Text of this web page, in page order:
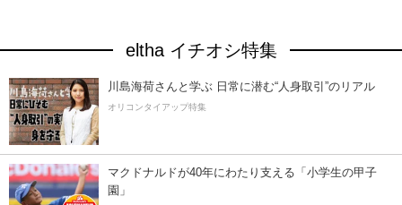
eltha イチオシ特集
川島海荷さんと学ぶ 日常に潜む“人身取引”のリアル
オリコンタイアップ特集
マクドナルドが40年にわたり支える「小学生の甲子
園」